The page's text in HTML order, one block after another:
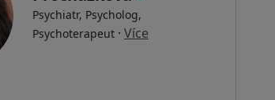
Psychiatr, Psycholog,
Psychoterapeut · Více